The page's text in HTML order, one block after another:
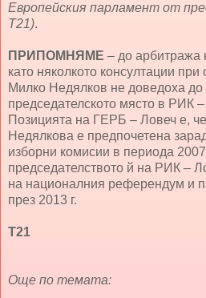
Европейския парламент от
Т21).
ПРИПОМНЯМЕ – до арбитража
като няколкото консултации
Милко Недялков не доведоха до
председателското място в РИК
Позицията на ГЕРБ – Ловеч е,
Недялкова е предпочетена
изборни комисии в периода
председателството й на РИК –
на националния референдум и
през 2013 г.
Т21
Още по темата: